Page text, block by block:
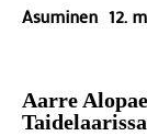
Asuminen 12.
Aarre
Taidelaarissa